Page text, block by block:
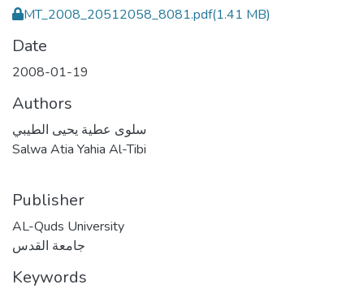
MT_2008_20512058_8081.pdf(1.41 MB)
Date
2008-01-19
Authors
سلوى عطية يحيى الطيبي
Salwa Atia Yahia Al-Tibi
Publisher
AL-Quds University
جامعة القدس
Keywords